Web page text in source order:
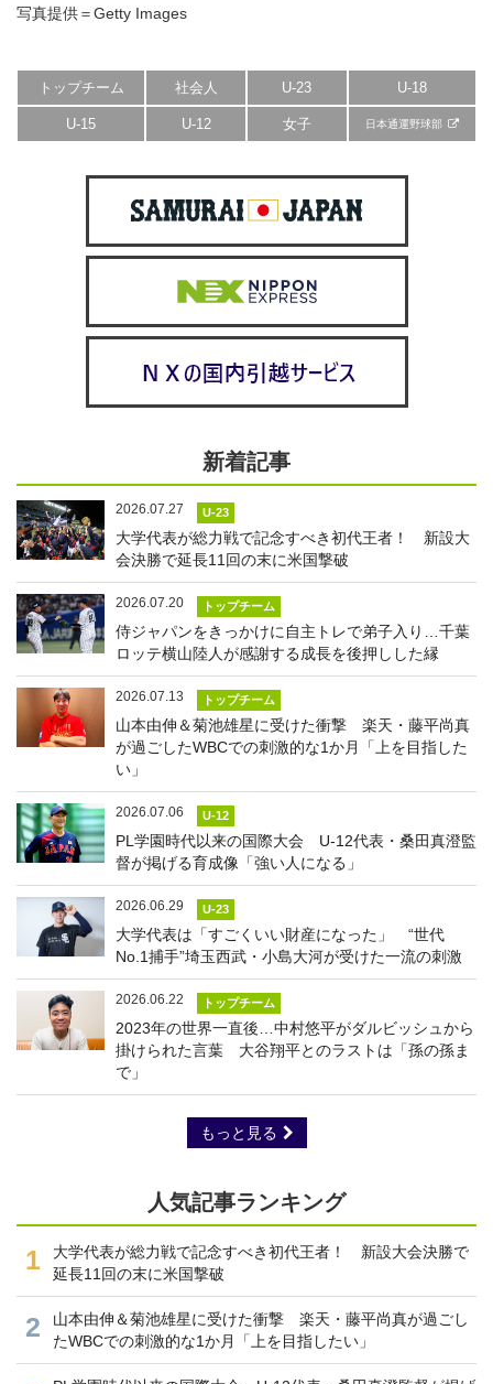
写真提供＝Getty Images
トップチーム 社会人 U-23 U-18
U-15 U-12 女子 日本通運野球部
新着記事
2026.07.27 U-23
大学代表が総力戦で記念すべき初代王者！ 新設大
会決勝で延長11回の末に米国撃破
2026.07.20 トップチーム
侍ジャパンをきっかけに自主トレで弟子入り…千葉
ロッテ横山陸人が感謝する成長を後押しした縁
2026.07.13 トップチーム
山本由伸＆菊池雄星に受けた衝撃 楽天・藤平尚真
が過ごしたWBCでの刺激的な1か月「上を目指した
い」
2026.07.06 U-12
PL学園時代以来の国際大会 U-12代表・桑田真澄監
督が掲げる育成像「強い人になる」
2026.06.29 U-23
大学代表は「すごくいい財産になった」 “世代
No.1捕手”埼玉西武・小島大河が受けた一流の刺激
2026.06.22 トップチーム
2023年の世界一直後…中村悠平がダルビッシュから
掛けられた言葉 大谷翔平とのラストは「孫の孫ま
で」
もっと見る
人気記事ランキング
1
大学代表が総力戦で記念すべき初代王者！ 新設大会決勝で
延長11回の末に米国撃破
2
山本由伸＆菊池雄星に受けた衝撃 楽天・藤平尚真が過ごし
たWBCでの刺激的な1か月「上を目指したい」